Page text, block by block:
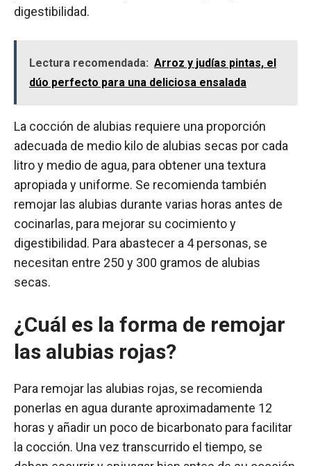
digestibilidad.
Lectura recomendada: Arroz y judías pintas, el
dúo perfecto para una deliciosa ensalada
La cocción de alubias requiere una proporción
adecuada de medio kilo de alubias secas por cada
litro y medio de agua, para obtener una textura
apropiada y uniforme. Se recomienda también
remojar las alubias durante varias horas antes de
cocinarlas, para mejorar su cocimiento y
digestibilidad. Para abastecer a 4 personas, se
necesitan entre 250 y 300 gramos de alubias
secas.
¿Cuál es la forma de remojar
las alubias rojas?
Para remojar las alubias rojas, se recomienda
ponerlas en agua durante aproximadamente 12
horas y añadir un poco de bicarbonato para facilitar
la cocción. Una vez transcurrido el tiempo, se